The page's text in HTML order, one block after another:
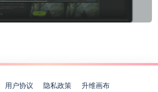
用户协议 隐私政策 升维画布